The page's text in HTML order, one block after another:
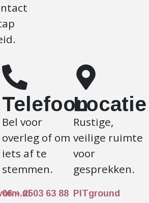
Telefoon
Bel voor
overleg of om
iets af te
stemmen.
06 – 2503 63 88
Locatie
Rustige,
veilige ruimte
voor
gesprekken.
PITground